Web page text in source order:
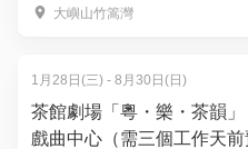
大嶼山竹篙灣
1月28日(三) - 8月30日(日)
茶館劇場「粵・樂・茶韻
戲曲中心（需三個工作天前